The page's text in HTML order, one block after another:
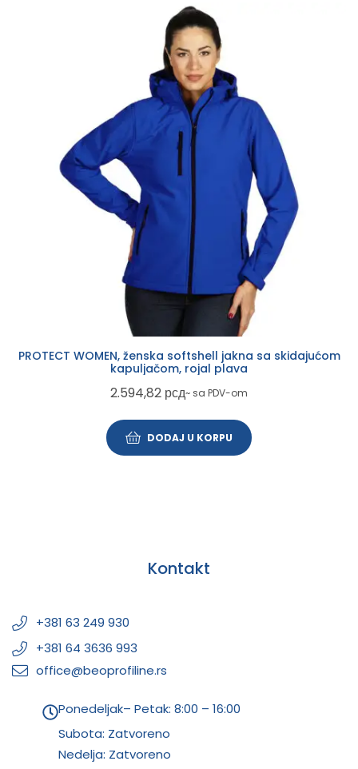
PROTECT WOMEN, ženska softshell jakna sa skidajućom
kapuljačom, rojal plava
2.594,82 рсд~ sa PDV-om
DODAJ U KORPU
Kontakt
+381 63 249 930
+381 64 3636 993
office@beoprofiline.rs
Ponedeljak– Petak: 8:00 – 16:00
Subota: Zatvoreno
Nedelja: Zatvoreno